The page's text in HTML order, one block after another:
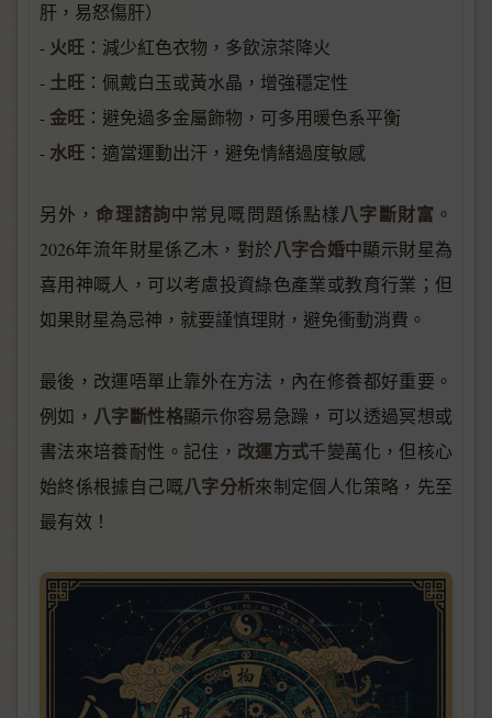
肝，易怒傷肝）
- 火旺 ：減少紅色衣物，多飲涼茶降火
- 土旺 ：佩戴白玉或黃水晶，增強穩定性
- 金旺 ：避免過多金屬飾物，可多用暖色系平衡
- 水旺 ：適當運動出汗，避免情緒過度敏感
另外， 命理諮詢中常見嘅問題係點樣八字斷財富 。
2026年流年財星係乙木，對於八字合婚中顯示財星為
喜用神嘅人，可以考慮投資綠色產業或教育行業；但
如果財星為忌神，就要謹慎理財，避免衝動消費。
最後，改運唔單止靠外在方法，內在修養都好重要。
例如， 八字斷性格顯示你容易急躁，可以透過冥想或
書法來培養耐性。記住， 改運方式千變萬化，但核心
始終係根據自己嘅八字分析來制定個人化策略，先至
最有效！